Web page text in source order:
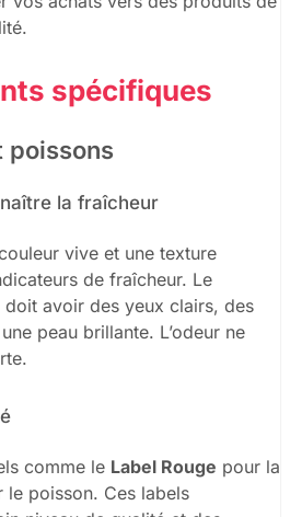
spécifiques
poissons
la fraîcheur
vive et une texture
de fraîcheur. Le
avoir des yeux clairs, des
peau brillante. L’odeur ne
comme le Label Rouge pour la
le poisson. Ces labels